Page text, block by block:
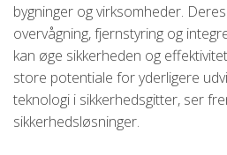
bygninger og virksomheder.
overvågning, fjernstyring og
kan øge sikkerheden og
store potentiale for yderligere
teknologi i sikkerhedsgitter, ser
sikkerhedsløsninger.